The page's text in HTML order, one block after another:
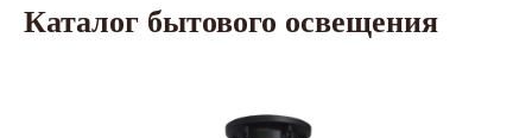
Каталог бытового освещения